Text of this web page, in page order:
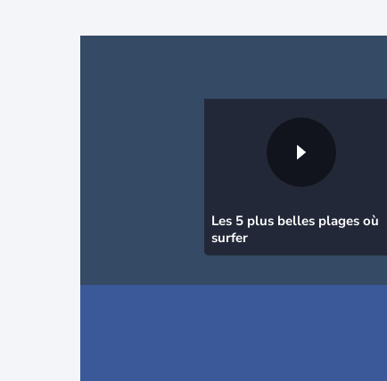
Les 5 plus belles plages où
surfer